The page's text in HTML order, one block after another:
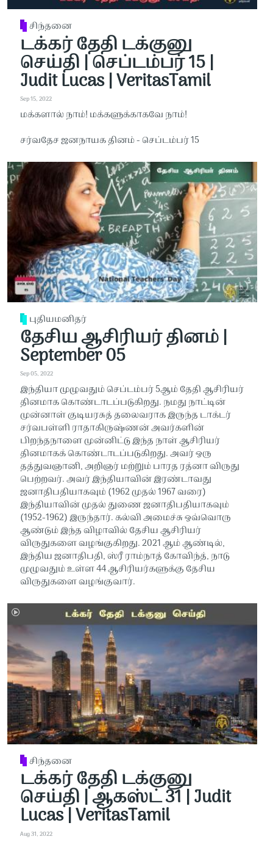
சிந்தனை
டக்கர் தேதி டக்குனு
செய்தி | செப்டம்பர் 15 |
Judit Lucas | VeritasTamil
Sep 15, 2022
மக்களால் நாம்! மக்களுக்காகவே நாம்!
சர்வதேச ஜனநாயக தினம் - செப்டம்பர் 15
புதியமனிதர்
தேசிய ஆசிரியர் தினம் |
September 05
Sep 05, 2022
இந்தியா முழுவதும் செப்டம்பர் 5ஆம் தேதி ஆசிரியர்
தினமாக கொண்டாடப்படுகிறது. நமது நாட்டின்
முன்னாள் குடியரசுத் தலைவராக இருந்த டாக்டர்
சர்வபள்ளி ராதாகிருஷ்ணன் அவர்களின்
பிறந்தநாளை முன்னிட்டு இந்த நாள் ஆசிரியர்
தினமாகக் கொண்டாடப்படுகிறது. அவர் ஒரு
தத்துவஞானி, அறிஞர் மற்றும் பாரத ரத்னா விருது
பெற்றவர். அவர் இந்தியாவின் இரண்டாவது
ஜனாதிபதியாகவும் (1962 முதல் 1967 வரை)
இந்தியாவின் முதல் துணை ஜனாதிபதியாகவும்
(1952-1962) இருந்தார். கல்வி அமைச்சு ஒவ்வொரு
ஆண்டும் இந்த விழாவில் தேசிய ஆசிரியர்
விருதுகளை வழங்குகிறது. 2021 ஆம் ஆண்டில்,
இந்திய ஜனாதிபதி, ஸ்ரீ ராம்நாத் கோவிந்த், நாடு
முழுவதும் உள்ள 44 ஆசிரியர்களுக்கு தேசிய
விருதுகளை வழங்குவார்.
சிந்தனை
டக்கர் தேதி டக்குனு
செய்தி | ஆகஸ்ட் 31 | Judit
Lucas | VeritasTamil
Aug 31, 2022